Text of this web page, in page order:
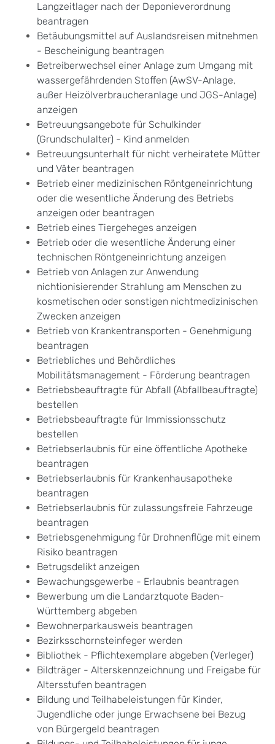
Langzeitlager nach der Deponieverordnung
beantragen
Betäubungsmittel auf Auslandsreisen mitnehmen
- Bescheinigung beantragen
Betreiberwechsel einer Anlage zum Umgang mit
wassergefährdenden Stoffen (AwSV-Anlage,
außer Heizölverbraucheranlage und JGS-Anlage)
anzeigen
Betreuungsangebote für Schulkinder
(Grundschulalter) - Kind anmelden
Betreuungsunterhalt für nicht verheiratete Mütter
und Väter beantragen
Betrieb einer medizinischen Röntgeneinrichtung
oder die wesentliche Änderung des Betriebs
anzeigen oder beantragen
Betrieb eines Tiergeheges anzeigen
Betrieb oder die wesentliche Änderung einer
technischen Röntgeneinrichtung anzeigen
Betrieb von Anlagen zur Anwendung
nichtionisierender Strahlung am Menschen zu
kosmetischen oder sonstigen nichtmedizinischen
Zwecken anzeigen
Betrieb von Krankentransporten - Genehmigung
beantragen
Betriebliches und Behördliches
Mobilitätsmanagement - Förderung beantragen
Betriebsbeauftragte für Abfall (Abfallbeauftragte)
bestellen
Betriebsbeauftragte für Immissionsschutz
bestellen
Betriebserlaubnis für eine öffentliche Apotheke
beantragen
Betriebserlaubnis für Krankenhausapotheke
beantragen
Betriebserlaubnis für zulassungsfreie Fahrzeuge
beantragen
Betriebsgenehmigung für Drohnenflüge mit einem
Risiko beantragen
Betrugsdelikt anzeigen
Bewachungsgewerbe - Erlaubnis beantragen
Bewerbung um die Landarztquote Baden-
Württemberg abgeben
Bewohnerparkausweis beantragen
Bezirksschornsteinfeger werden
Bibliothek - Pflichtexemplare abgeben (Verleger)
Bildträger - Alterskennzeichnung und Freigabe für
Altersstufen beantragen
Bildung und Teilhabeleistungen für Kinder,
Jugendliche oder junge Erwachsene bei Bezug
von Bürgergeld beantragen